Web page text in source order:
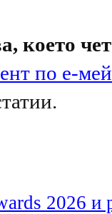
което
по е-
2026 и